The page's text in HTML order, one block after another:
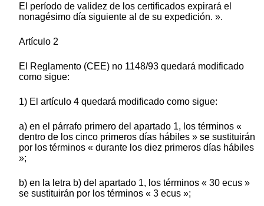
El período de validez de los certificados expirará el
nonagésimo día siguiente al de su expedición. ».
Artículo 2
El Reglamento (CEE) no 1148/93 quedará modificado
como sigue:
1) El artículo 4 quedará modificado como sigue:
a) en el párrafo primero del apartado 1, los términos «
dentro de los cinco primeros días hábiles » se sustituirán
por los términos « durante los diez primeros días hábiles
»;
b) en la letra b) del apartado 1, los términos « 30 ecus »
se sustituirán por los términos « 3 ecus »;